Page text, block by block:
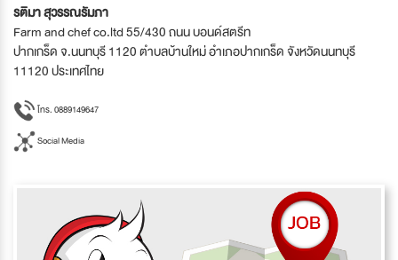
รติมา สุวรรณรัมภา
Farm and chef co.ltd 55/430 ถนน บอนด์สตรีท
ปากเกร็ด จ.นนทบุรี 1120 ตำบลบ้านใหม่ อำเภอปากเกร็ด จังหวัดนนทบุรี
11120 ประเทศไทย
โทร. 0889149647
Social Media